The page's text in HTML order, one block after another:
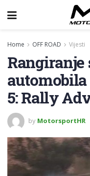
Home OFF ROAD Vijesti
5: Rally
by MotorsportHR